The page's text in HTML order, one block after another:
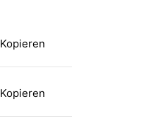
Kopieren
Kopieren